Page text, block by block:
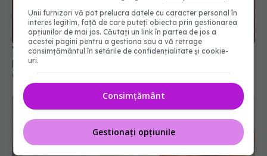
Virusul comun care crește dramatic riscul de
probleme cardiace potențial fatale
09 dec 2025, 12:02
Unii furnizori vă pot prelucra datele cu caracter personal în
interes legitim, față de care puteți obiecta prin gestionarea
opțiunilor de mai jos. Căutați un link în partea de jos a
acestei pagini pentru a gestiona sau a vă retrage
consimțământul în setările de confidențialitate și cookie-
uri.
Consimțământ
Gestionați opțiunile